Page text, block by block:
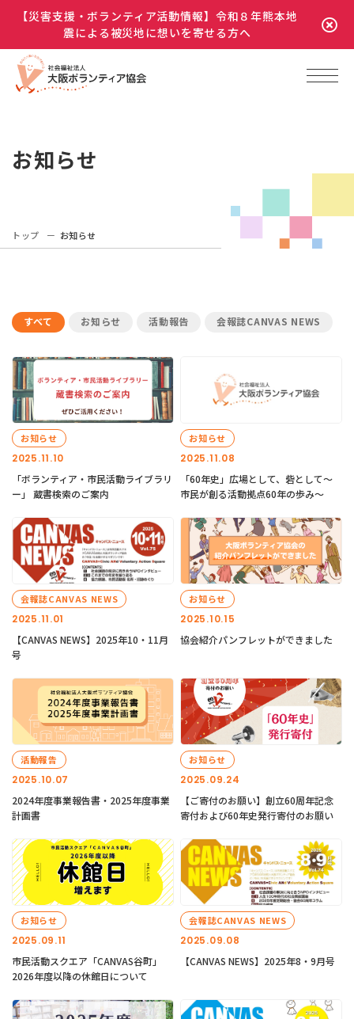
【災害支援・ボランティア活動情報】令和８年熊本地
震による被災地に想いを寄せる方へ
お知らせ
トップ お知らせ
すべて お知らせ 活動報告 会報誌CANVAS NEWS
2025.11.10
お知らせ
「ボランティア・市民活動ライブラリ
ー」 蔵書検索のご案内
2025.11.08
お知らせ
「60年史」広場として、砦として～
市民が創る活動拠点60年の歩み～
2025.11.01
会報誌CANVAS NEWS
【CANVAS NEWS】2025年10・11月
号
2025.10.15
お知らせ
協会紹介パンフレットができました
2025.10.07
活動報告
2024年度事業報告書・2025年度事業
計画書
2025.09.24
お知らせ
【ご寄付のお願い】創立60周年記念
寄付および60年史発行寄付のお願い
2025.09.11
お知らせ
市民活動スクエア「CANVAS谷町」
2026年度以降の休館日について
2025.09.08
会報誌CANVAS NEWS
【CANVAS NEWS】2025年8・9月号